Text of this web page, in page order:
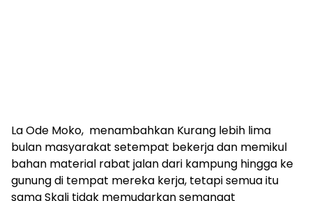
La Ode Moko, menambahkan Kurang lebih lima
bulan masyarakat setempat bekerja dan memikul
bahan material rabat jalan dari kampung hingga ke
gunung di tempat mereka kerja, tetapi semua itu
sama Skali tidak memudarkan semangat